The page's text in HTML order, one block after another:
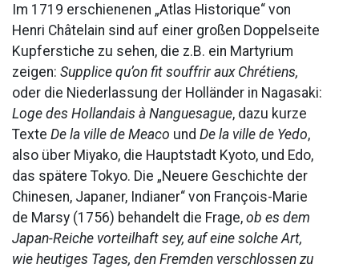
Im 1719 erschienenen „Atlas Historique“ von
Henri Châtelain sind auf einer großen Doppelseite
Kupferstiche zu sehen, die z.B. ein Martyrium
zeigen: Supplice qu’on fit souffrir aux Chrétiens,
oder die Niederlassung der Holländer in Nagasaki:
Loge des Hollandais à Nanguesague, dazu kurze
Texte De la ville de Meaco und De la ville de Yedo,
also über Miyako, die Hauptstadt Kyoto, und Edo,
das spätere Tokyo. Die „Neuere Geschichte der
Chinesen, Japaner, Indianer“ von François-Marie
de Marsy (1756) behandelt die Frage, ob es dem
Japan-Reiche vorteilhaft sey, auf eine solche Art,
wie heutiges Tages, den Fremden verschlossen zu